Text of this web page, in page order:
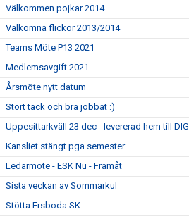
Välkommen pojkar 2014
Välkomna flickor 2013/2014
Teams Möte P13 2021
Medlemsavgift 2021
Årsmöte nytt datum
Stort tack och bra jobbat :)
Uppesittarkväll 23 dec - levererad hem till DIG
Kansliet stängt pga semester
Ledarmöte - ESK Nu - Framåt
Sista veckan av Sommarkul
Stötta Ersboda SK